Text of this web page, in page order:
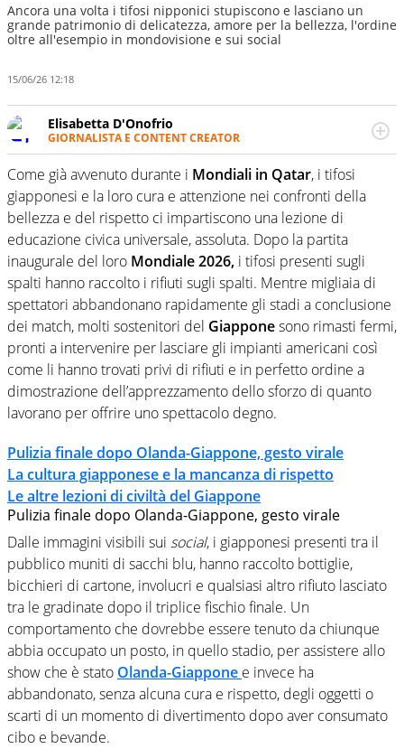
Ancora una volta i tifosi nipponici stupiscono e lasciano un
grande patrimonio di delicatezza, amore per la bellezza, l'ordine
oltre all'esempio in mondovisione e sui social
15/06/26 12:18
Elisabetta D'Onofrio
GIORNALISTA E CONTENT CREATOR
Giornalista professionista dal 2007, scrive per curiosità
personale e necessità: soprattutto di calcio, di sport e dei
suoi protagonisti, concedendosi innocenti evasioni
nell'ambito della creazione di format. Un tempo ala
destra, oggi si sente a suo agio nel ruolo di libero. Cura
una classifica riservata dei migliori 5 calciatori di sempre.
Come già avvenuto durante i Mondiali in Qatar, i tifosi
giapponesi e la loro cura e attenzione nei confronti della
bellezza e del rispetto ci impartiscono una lezione di
educazione civica universale, assoluta. Dopo la partita
inaugurale del loro Mondiale 2026, i tifosi presenti sugli
spalti hanno raccolto i rifiuti sugli spalti. Mentre migliaia di
spettatori abbandonano rapidamente gli stadi a conclusione
dei match, molti sostenitori del Giapponesono rimasti fermi,
pronti a intervenire per lasciare gli impianti americani così
come li hanno trovati privi di rifiuti e in perfetto ordine a
dimostrazione dell’apprezzamento dello sforzo di quanto
lavorano per offrire uno spettacolo degno.
Pulizia finale dopo Olanda-Giappone, gesto virale
La cultura giapponese e la mancanza di rispetto
Le altre lezioni di civiltà del Giappone
Pulizia finale dopo Olanda-Giappone, gesto virale
Dalle immagini visibili sui social, i giapponesi presenti tra il
pubblico muniti di sacchi blu, hanno raccolto bottiglie,
bicchieri di cartone, involucri e qualsiasi altro rifiuto lasciato
tra le gradinate dopo il triplice fischio finale. Un
comportamento che dovrebbe essere tenuto da chiunque
abbia occupato un posto, in quello stadio, per assistere allo
show che è stato Olanda-Giappone e invece ha
abbandonato, senza alcuna cura e rispetto, degli oggetti o
scarti di un momento di divertimento dopo aver consumato
cibo e bevande.